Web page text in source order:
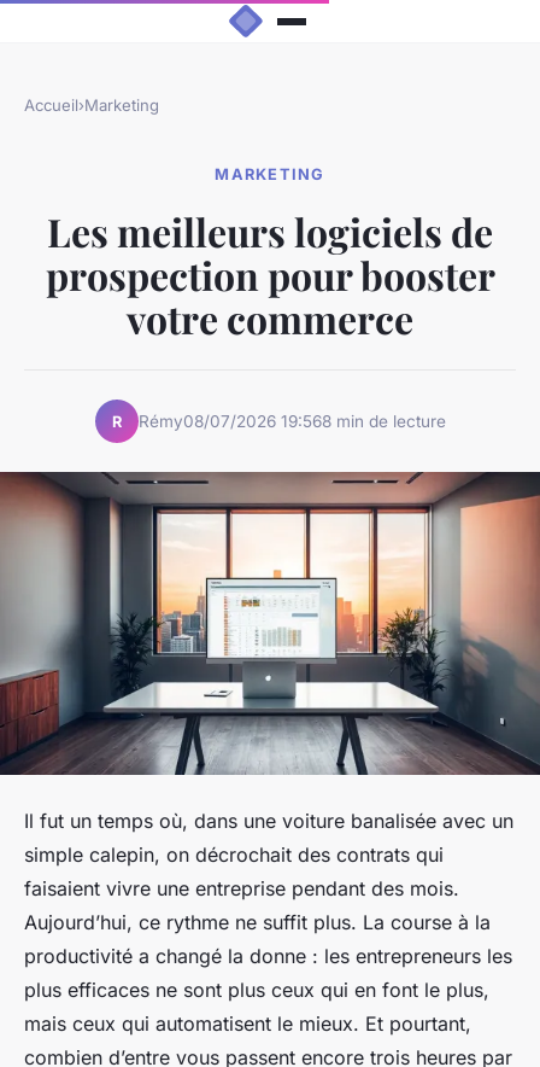
Accueil›Marketing
MARKETING
Les meilleurs logiciels de
prospection pour booster
votre commerce
R Rémy08/07/2026 19:568 min de lecture
Il fut un temps où, dans une voiture banalisée avec un
simple calepin, on décrochait des contrats qui
faisaient vivre une entreprise pendant des mois.
Aujourd’hui, ce rythme ne suffit plus. La course à la
productivité a changé la donne : les entrepreneurs les
plus efficaces ne sont plus ceux qui en font le plus,
mais ceux qui automatisent le mieux. Et pourtant,
combien d’entre vous passent encore trois heures par